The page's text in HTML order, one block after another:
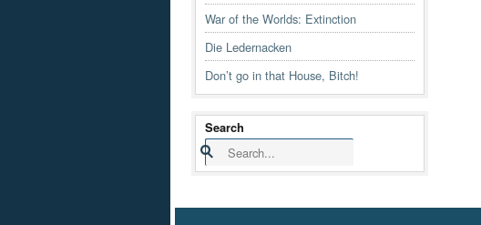
War of the Worlds: Extinction
Die Ledernacken
Don’t go in that House, Bitch!
Search